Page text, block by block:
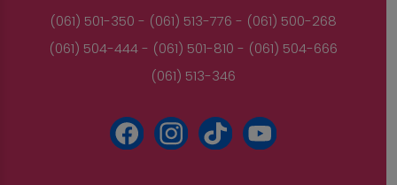
(061) 501-350 - (061) 513-776 - (061) 500-268
(061) 504-444 - (061) 501-810 - (061) 504-666
(061) 513-346